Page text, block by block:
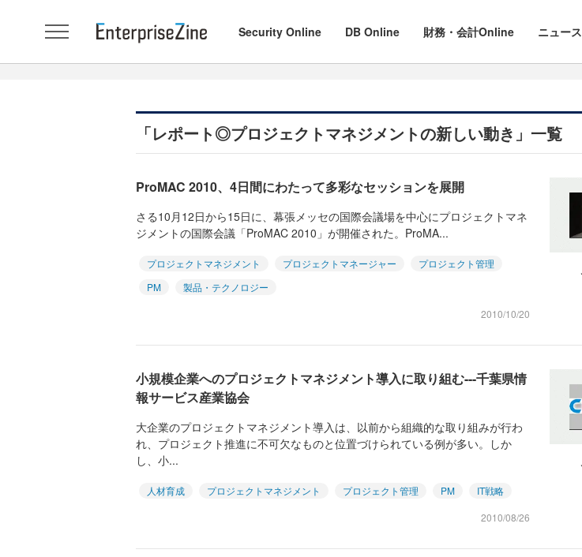
Security Online DB Online 財務・会計Online ニュース
「レポート◎プロジェクトマネジメントの新しい動き」一覧
ProMAC 2010、4日間にわたって多彩なセッションを展開
さる10月12日から15日に、幕張メッセの国際会議場を中心にプロジェクトマネ
ジメントの国際会議「ProMAC 2010」が開催された。ProMA...
プロジェクトマネジメント プロジェクトマネージャー
プロジェクト管理
PM
製品・テクノロジー
2010/10/20
小規模企業へのプロジェクトマネジメント導入に取り組む---千葉県情
報サービス産業協会
大企業のプロジェクトマネジメント導入は、以前から組織的な取り組みが行わ
れ、プロジェクト推進に不可欠なものと位置づけられている例が多い。しか
し、小...
人材育成 プロジェクトマネジメント プロジェクト管理 PM
IT戦略
2010/08/26